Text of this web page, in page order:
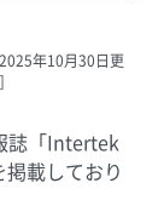
2025年10月30日更
誌「Intertek
載しており